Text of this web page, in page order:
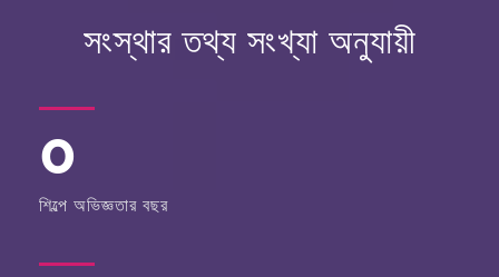
সংস্থার তথ্য সংখ্যা অনুযায়ী
0
শিল্পে অভিজ্ঞতার বছর